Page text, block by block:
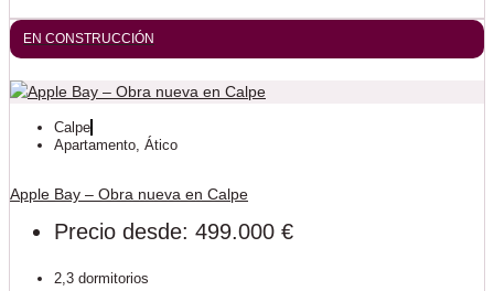
EN CONSTRUCCIÓN
Calpe
Apartamento Ático
Apple Bay – Obra nueva en Calpe
Precio desde: 499.000 €
2,3 dormitorios